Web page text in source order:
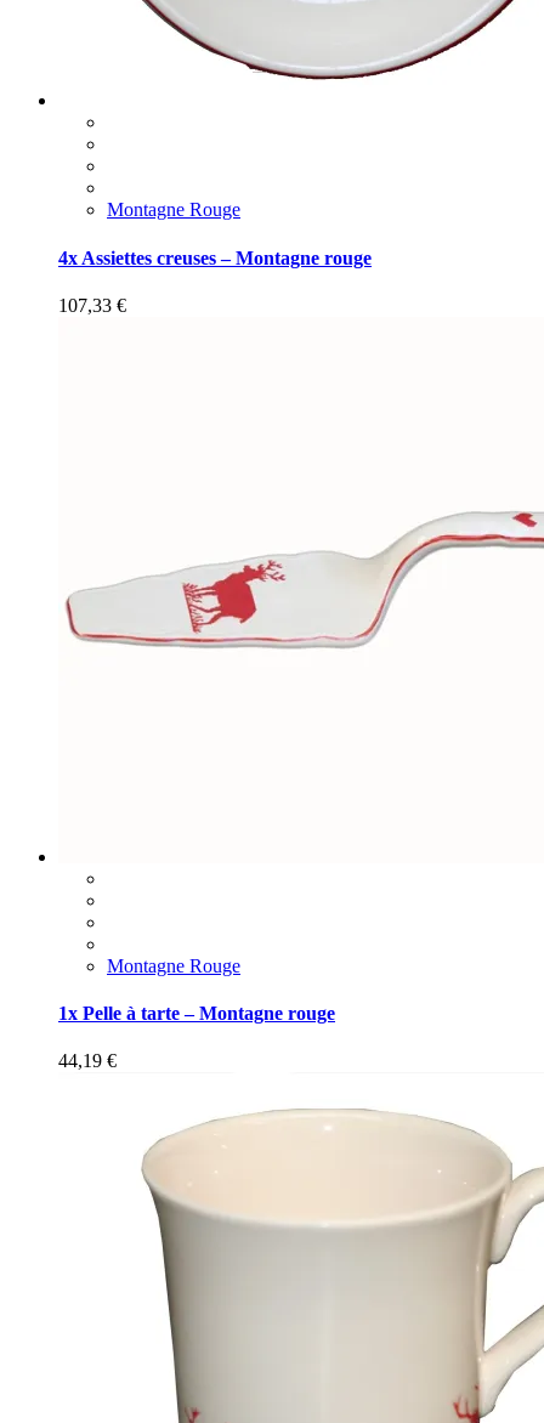
Montagne Rouge
4x Assiettes creuses – Montagne rouge
107,33 €
Montagne Rouge
1x Pelle à tarte – Montagne rouge
44,19 €